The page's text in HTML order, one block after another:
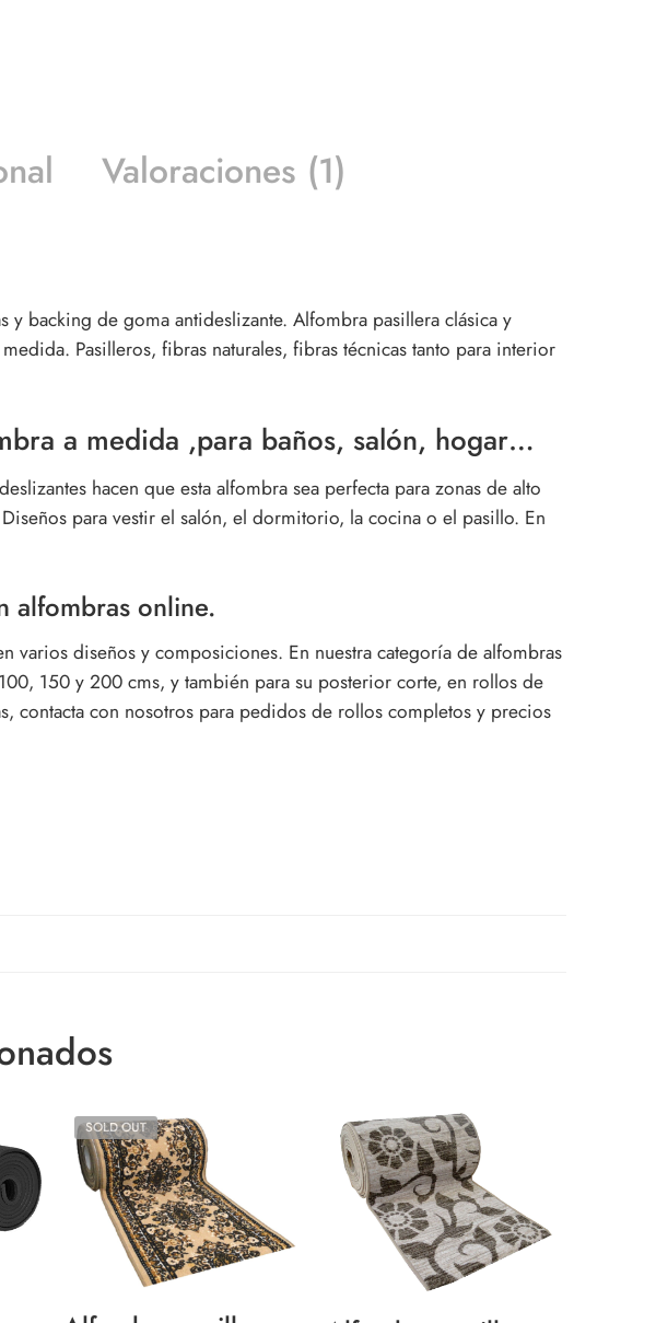
Valoraciones (1)
backing de goma antideslizante. Alfombra pasillera clásica y
Pasilleros, fibras naturales, fibras técnicas tanto para interior
a medida ,para baños, salón, hogar…
hacen que esta alfombra sea perfecta para zonas de alto
para vestir el salón, el dormitorio, la cocina o el pasillo. En
alfombras online.
diseños y composiciones. En nuestra categoría de alfombras
150 y 200 cms, y también para su posterior corte, en rollos de
contacta con nosotros para pedidos de rollos completos y precios
SOLD OUT